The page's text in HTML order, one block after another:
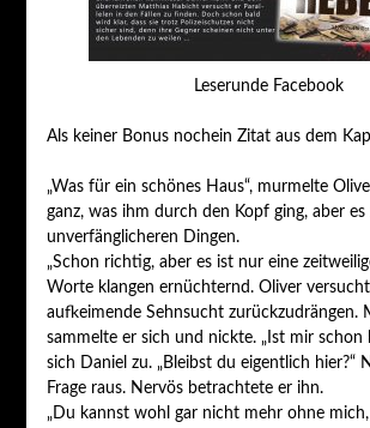
Leserunde Facebook
Als keiner Bonus nochein Zitat aus dem
„Was für ein schönes Haus“, murmelte
ganz, was ihm durch den Kopf ging, aber es
unverfänglicheren Dingen.
„Schon richtig, aber es ist nur eine
Worte klangen ernüchternd. Oliver
aufkeimende Sehnsucht zurückzudrängen.
sammelte er sich und nickte. „Ist mir schon
sich Daniel zu. „Bleibst du eigentlich hier?“
Frage raus. Nervös betrachtete er ihn.
„Du kannst wohl gar nicht mehr ohne mich,